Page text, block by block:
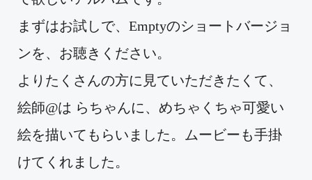
まずはお試しで、Emptyのショートバージョ
ンを、お聴きください。
よりたくさんの方に見ていただきたくて、
絵師@は らちゃんに、めちゃくちゃ可愛い
絵を描いてもらいました。ムービーも手掛
けてくれました。